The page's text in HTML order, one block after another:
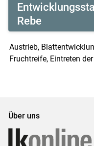
Rebe
Austrieb,
Fruchtreife, Eintreten
Über uns